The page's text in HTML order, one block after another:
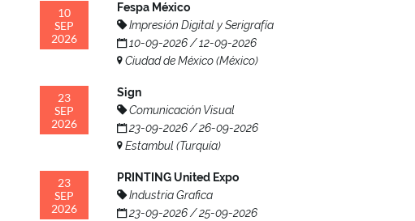
10
SEP
2026
Fespa México
Impresión Digital y Serigrafía
10-09-2026 / 12-09-2026
Ciudad de México (México)
23
SEP
2026
Sign
Comunicación Visual
23-09-2026 / 26-09-2026
Estambul (Turquía)
23
SEP
2026
PRINTING United Expo
Industria Grafica
23-09-2026 / 25-09-2026